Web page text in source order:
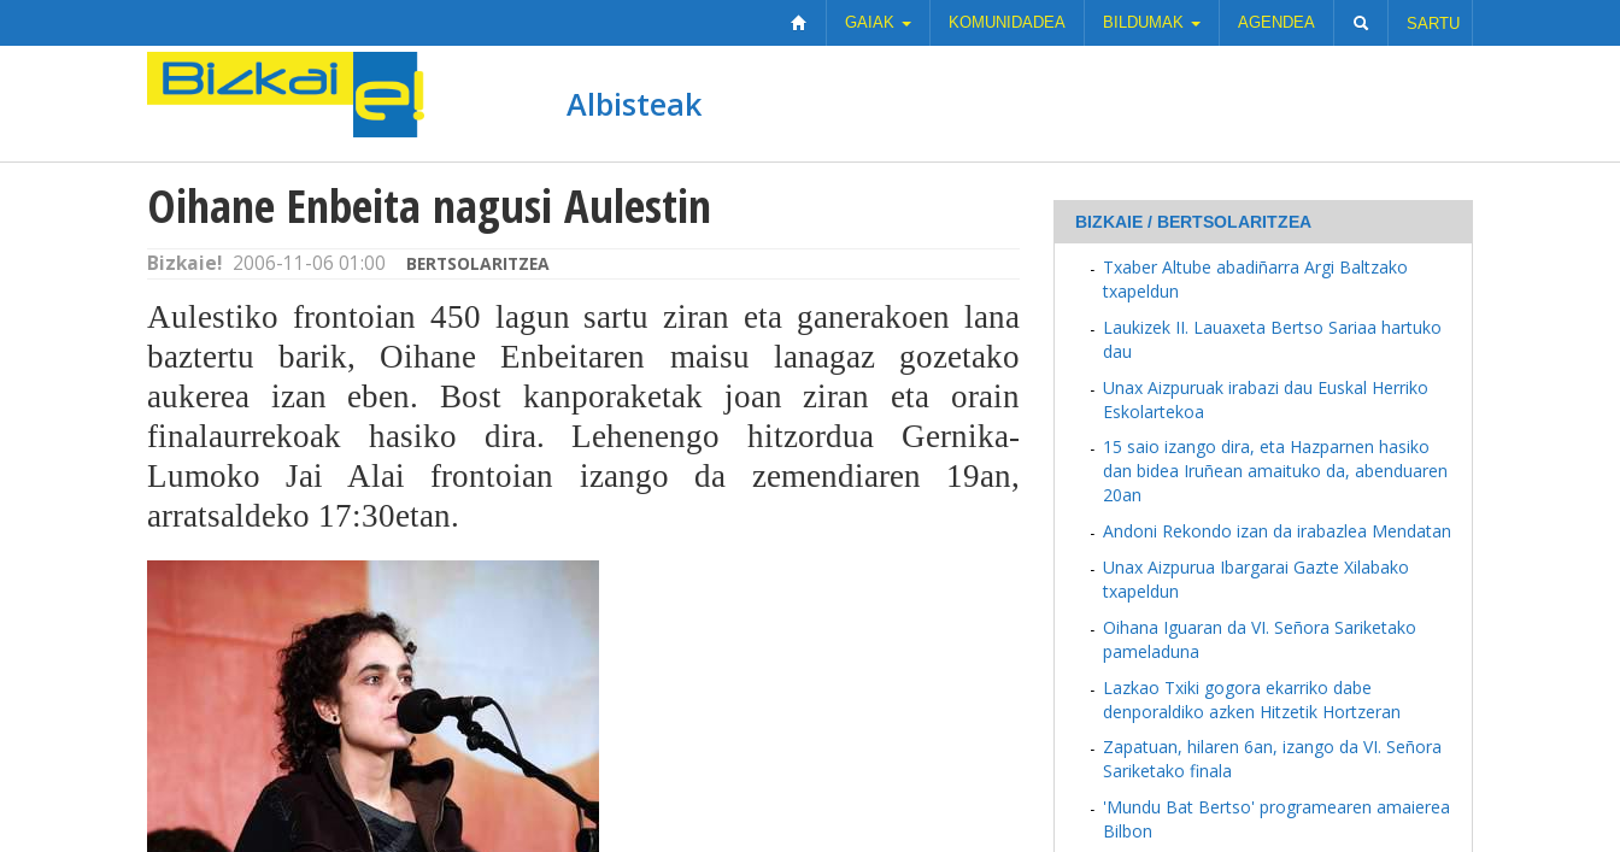
GAIAK KOMUNIDADEA BILDUMAK AGENDEA SARTU
Albisteak
Oihane Enbeita nagusi Aulestin
Bizkaie! 2006-11-06 01:00 BERTSOLARITZEA
Aulestiko frontoian 450 lagun sartu ziran eta ganerakoen lana
baztertu barik, Oihane Enbeitaren maisu lanagaz gozetako
aukerea izan eben. Bost kanporaketak joan ziran eta orain
finalaurrekoak hasiko dira. Lehenengo hitzordua Gernika-
Lumoko Jai Alai frontoian izango da zemendiaren 19an,
arratsaldeko 17:30etan.
BIZKAIE / BERTSOLARITZEA
Txaber Altube abadiñarra Argi Baltzako
txapeldun
Laukizek II. Lauaxeta Bertso Sariaa hartuko
dau
Unax Aizpuruak irabazi dau Euskal Herriko
Eskolartekoa
15 saio izango dira, eta Hazparnen hasiko
dan bidea Iruñean amaituko da, abenduaren
20an
Andoni Rekondo izan da irabazlea Mendatan
Unax Aizpurua Ibargarai Gazte Xilabako
txapeldun
Oihana Iguaran da VI. Señora Sariketako
pameladuna
Lazkao Txiki gogora ekarriko dabe
denporaldiko azken Hitzetik Hortzeran
Zapatuan, hilaren 6an, izango da VI. Señora
Sariketako finala
'Mundu Bat Bertso' programearen amaierea
Bilbon